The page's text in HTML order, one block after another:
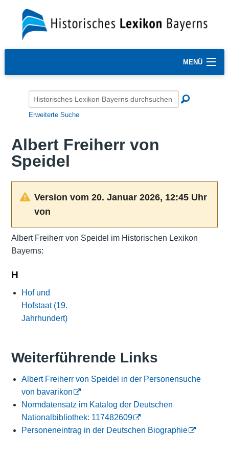
MENÜ
Erweiterte Suche
Albert Freiherr von
Speidel
Version vom 20. Januar 2026, 12:45 Uhr
von
Albert Freiherr von Speidel im Historischen Lexikon
Bayerns:
H
Hof und
Hofstaat (19.
Jahrhundert)
Weiterführende Links
Albert Freiherr von Speidel in der Personensuche
von bavarikon
Normdatensatz im Katalog der Deutschen
Nationalbibliothek: 117482609
Personeneintrag in der Deutschen Biographie